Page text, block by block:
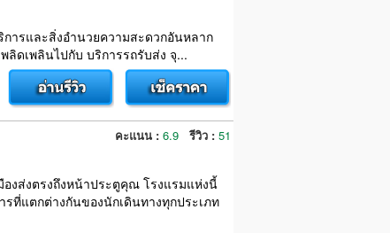
ารและสิ่งอำนวยความสะดวกอันหลาก
ดเพลินไปกับ บริการรถรับส่ง จุ...
คะแนน : 6.9 รีวิว : 51
องส่งตรงถึงหน้าประตูคุณ โรงแรมแห่งนี้
ที่แตกต่างกันของนักเดินทางทุกประเภท